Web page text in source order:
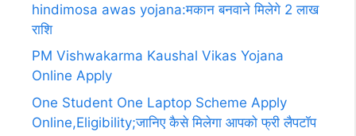
hindimosa awas yojana:मकान बनवाने मिलेगे 2 लाख
राशि
PM Vishwakarma Kaushal Vikas Yojana
Online Apply
One Student One Laptop Scheme Apply
Online,Eligibility;जानिए कैसे मिलेगा आपको फ्री लैपटॉप